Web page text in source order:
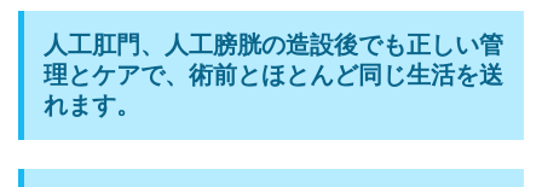
人工肛門、人工膀胱の造設後でも正しい管
理とケアで、術前とほとんど同じ生活を送
れます。